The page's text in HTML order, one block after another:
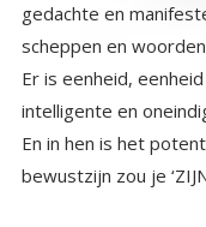
scheppen en
Er is eenheid,
intelligente en oneindige
En in hen is het
bewustzijn zou je